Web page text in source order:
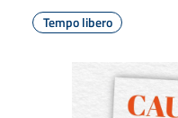
Tempo libero